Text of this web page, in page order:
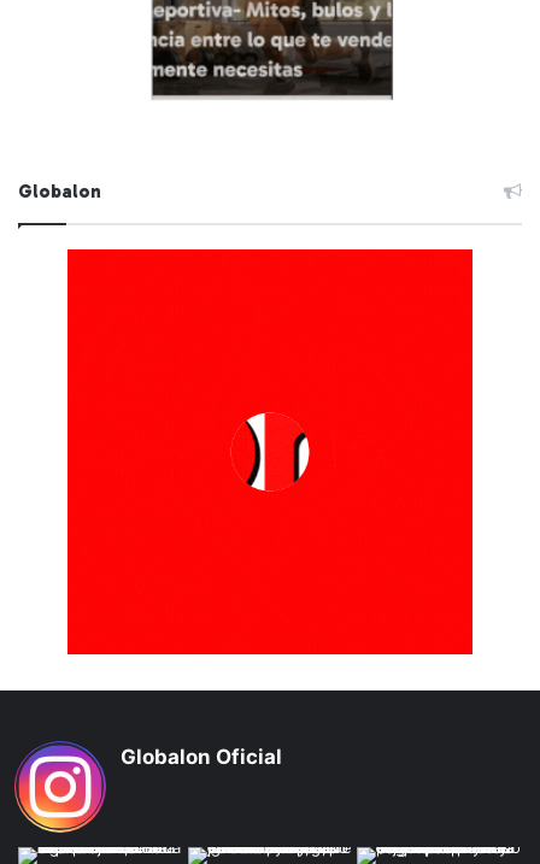
Globalon
Globalon Oficial